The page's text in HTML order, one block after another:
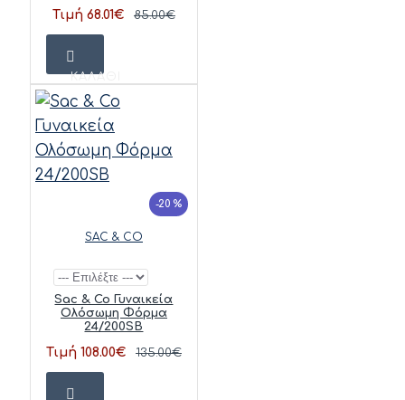
Τιμή 68.01€ 85.00€
ΚΑΛΆΘΙ
-20 %
SAC & CO
Sac & Co Γυναικεία
Ολόσωμη Φόρμα
24/200SB
Τιμή 108.00€ 135.00€